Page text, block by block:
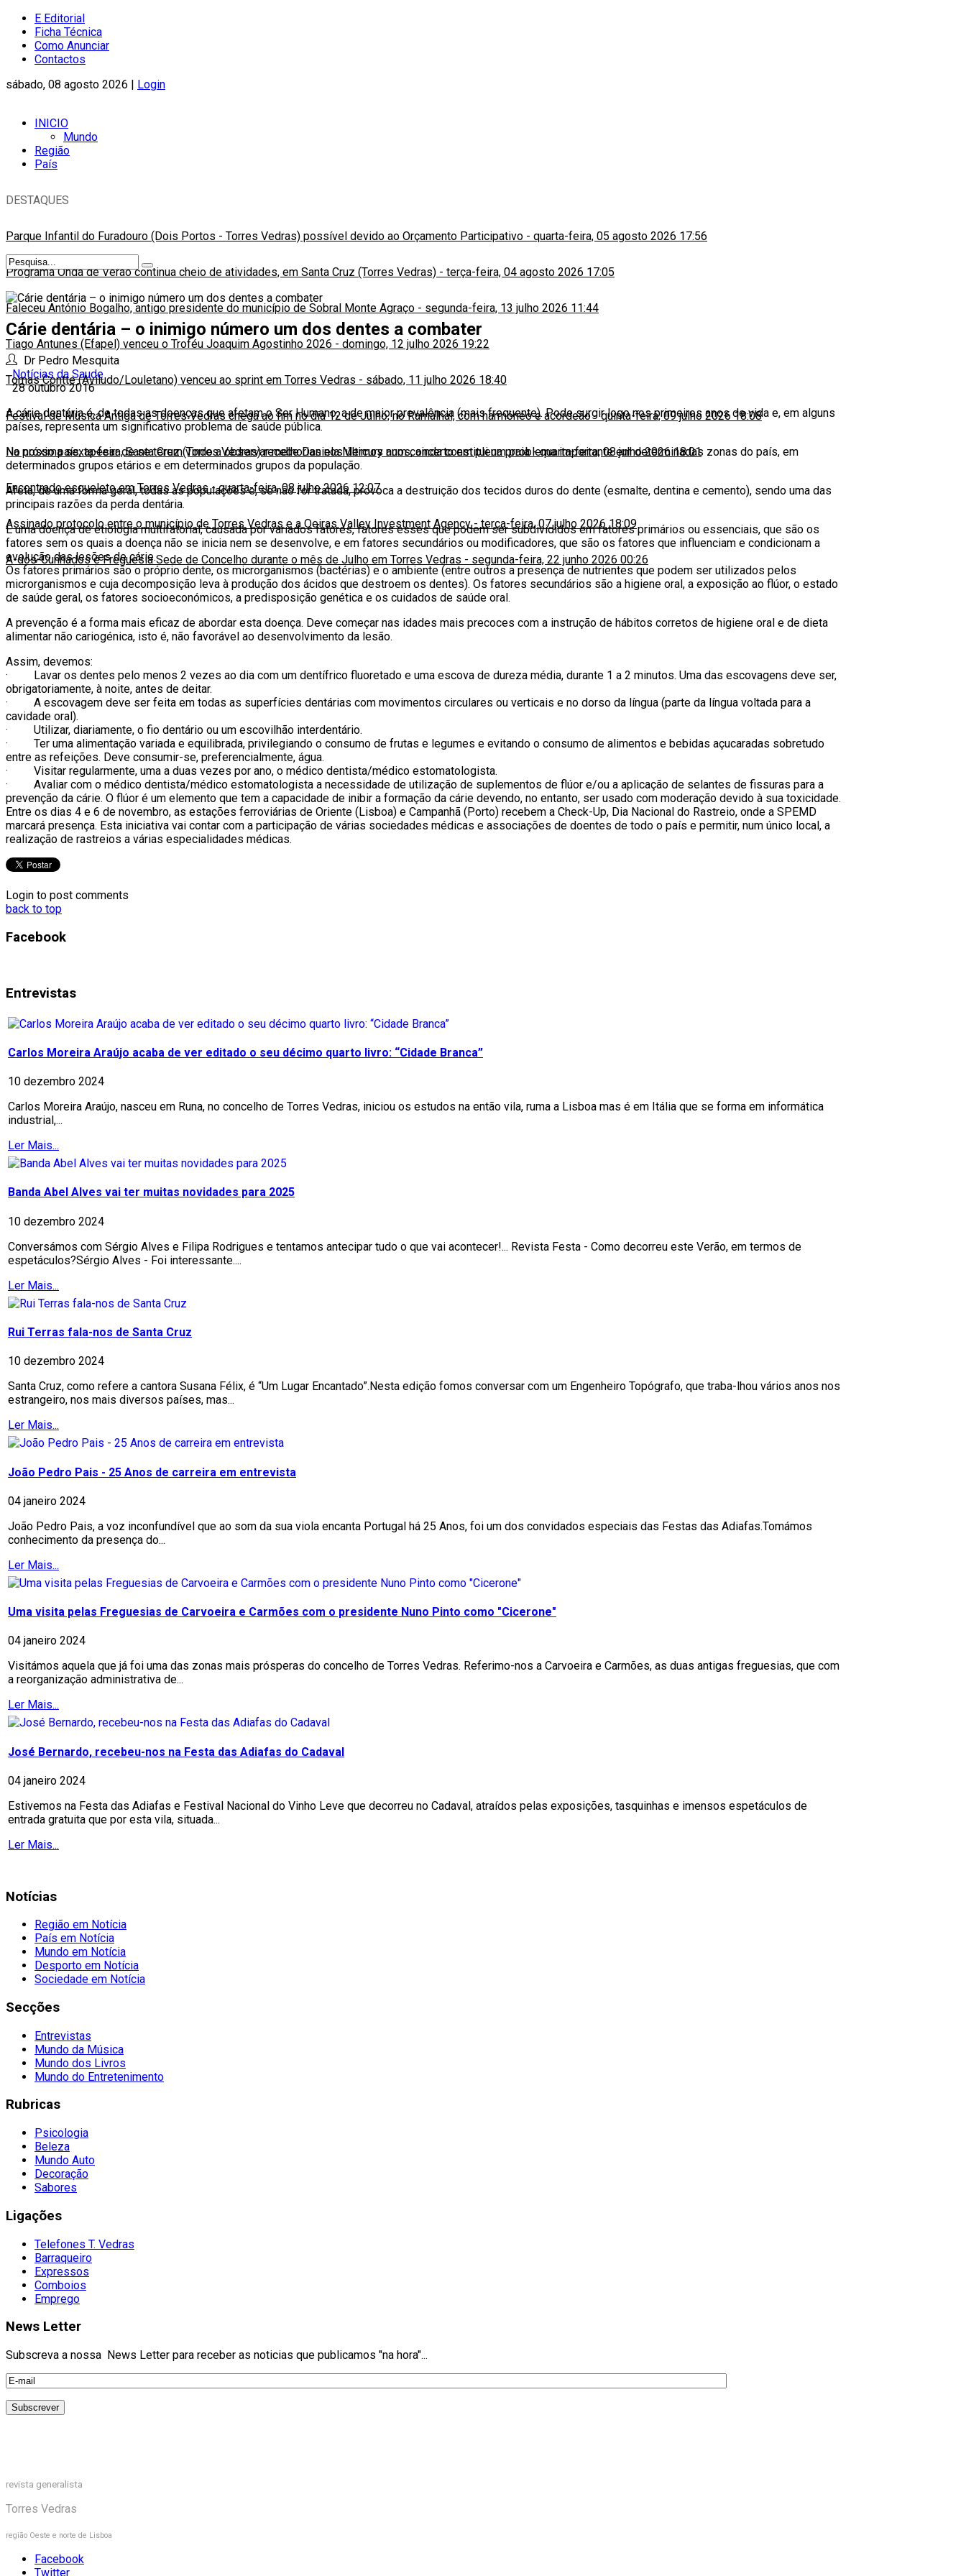
E Editorial
Ficha Técnica
Como Anunciar
Contactos
sábado, 08 agosto 2026 | Login
INICIO
Mundo
Região
País
DESTAQUES
Parque Infantil do Furadouro (Dois Portos - Torres Vedras) possível devido ao Orçamento Participativo - quarta-feira, 05 agosto 2026 17:56
Programa Onda de Verão continua cheio de atividades, em Santa Cruz (Torres Vedras) - terça-feira, 04 agosto 2026 17:05
Faleceu António Bogalho, antigo presidente do município de Sobral Monte Agraço - segunda-feira, 13 julho 2026 11:44
Tiago Antunes (Efapel) venceu o Troféu Joaquim Agostinho 2026 - domingo, 12 julho 2026 19:22
Tomas Contte (Aviludo/Louletano) venceu ao sprint em Torres Vedras - sábado, 11 julho 2026 18:40
Festival de Música Antiga de Torres Vedras chega ao fim no dia 12 de Julho, no Ramalhal, com harmóneo e acordeão-quinta-feira, 09 julho 2026 18:08
Na próxima sexta-feira, Santa Cruz (Torres Vedras) recebe Daniela Mercury num concerto em plena praia-quarta-feira, 08 julho 2026 18:01
Encontrado esqueleto em Torres Vedras-quarta-feira, 08 julho 2026 12:07
Assinado protocolo entre o município de Torres Vedras e a Oeiras Valley Investment Agency-terça-feira, 07 julho 2026 18:09
A-dos-Cunhados é Freguesia Sede de Concelho durante o mês de Julho em Torres Vedras - segunda-feira, 22 junho 2026 00:26
Cárie dentária – o inimigo número um dos dentes a combater
Dr Pedro Mesquita
Notícias da Saude
28 outubro 2016
A cárie dentária é, de todas as doenças que afetam o Ser Humano, a de maior prevalência (mais frequente). Pode surgir logo nos primeiros anos de vida e, em alguns
países, representa um significativo problema de saúde pública.
No nosso país, apesar de se terem vindo a observar melhorias nos últimos anos, ainda constitui um problema importante em determinadas zonas do país, em
determinados grupos etários e em determinados grupos da população.
Afeta, de uma forma geral, todas as populações e, se não for tratada, provoca a destruição dos tecidos duros do dente (esmalte, dentina e cemento), sendo uma das
principais razões da perda dentária.
É uma doença de etiologia multifatorial, causada por variados fatores, fatores esses que podem ser subdivididos em fatores primários ou essenciais, que são os
fatores sem os quais a doença não se inicia nem se desenvolve, e em fatores secundários ou modificadores, que são os fatores que influenciam e condicionam a
evolução das lesões de cárie.
Os fatores primários são o próprio dente, os microrganismos (bactérias) e o ambiente (entre outros a presença de nutrientes que podem ser utilizados pelos
microrganismos e cuja decomposição leva à produção dos ácidos que destroem os dentes). Os fatores secundários são a higiene oral, a exposição ao flúor, o estado
de saúde geral, os fatores socioeconómicos, a predisposição genética e os cuidados de saúde oral.
A prevenção é a forma mais eficaz de abordar esta doença. Deve começar nas idades mais precoces com a instrução de hábitos corretos de higiene oral e de dieta
alimentar não cariogénica, isto é, não favorável ao desenvolvimento da lesão.
Assim, devemos:
· Lavar os dentes pelo menos 2 vezes ao dia com um dentífrico fluoretado e uma escova de dureza média, durante 1 a 2 minutos. Uma das escovagens deve ser,
obrigatoriamente, à noite, antes de deitar.
· A escovagem deve ser feita em todas as superfícies dentárias com movimentos circulares ou verticais e no dorso da língua (parte da língua voltada para a
cavidade oral).
· Utilizar, diariamente, o fio dentário ou um escovilhão interdentário.
· Ter uma alimentação variada e equilibrada, privilegiando o consumo de frutas e legumes e evitando o consumo de alimentos e bebidas açucaradas sobretudo
entre as refeições. Deve consumir-se, preferencialmente, água.
· Visitar regularmente, uma a duas vezes por ano, o médico dentista/médico estomatologista.
· Avaliar com o médico dentista/médico estomatologista a necessidade de utilização de suplementos de flúor e/ou a aplicação de selantes de fissuras para a
prevenção da cárie. O flúor é um elemento que tem a capacidade de inibir a formação da cárie devendo, no entanto, ser usado com moderação devido à sua toxicidade.
Entre os dias 4 e 6 de novembro, as estações ferroviárias de Oriente (Lisboa) e Campanhã (Porto) recebem a Check-Up, Dia Nacional do Rastreio, onde a SPEMD
marcará presença. Esta iniciativa vai contar com a participação de várias sociedades médicas e associações de doentes de todo o país e permitir, num único local, a
realização de rastreios a várias especialidades médicas.
Login to post comments
back to top
Facebook
Entrevistas
Carlos Moreira Araújo acaba de ver editado o seu décimo quarto livro: “Cidade Branca”
10 dezembro 2024
Carlos Moreira Araújo, nasceu em Runa, no concelho de Torres Vedras, iniciou os estudos na então vila, ruma a Lisboa mas é em Itália que se forma em informática
industrial,...
Ler Mais...
Banda Abel Alves vai ter muitas novidades para 2025
10 dezembro 2024
Conversámos com Sérgio Alves e Filipa Rodrigues e tentamos antecipar tudo o que vai acontecer!... Revista Festa - Como decorreu este Verão, em termos de
espetáculos?Sérgio Alves - Foi interessante....
Ler Mais...
Rui Terras fala-nos de Santa Cruz
10 dezembro 2024
Santa Cruz, como refere a cantora Susana Félix, é “Um Lugar Encantado”.Nesta edição fomos conversar com um Engenheiro Topógrafo, que traba-lhou vários anos nos
estrangeiro, nos mais diversos países, mas...
Ler Mais...
João Pedro Pais - 25 Anos de carreira em entrevista
04 janeiro 2024
João Pedro Pais, a voz inconfundível que ao som da sua viola encanta Portugal há 25 Anos, foi um dos convidados especiais das Festas das Adiafas.Tomámos
conhecimento da presença do...
Ler Mais...
Uma visita pelas Freguesias de Carvoeira e Carmões com o presidente Nuno Pinto como "Cicerone"
04 janeiro 2024
Visitámos aquela que já foi uma das zonas mais prósperas do concelho de Torres Vedras. Referimo-nos a Carvoeira e Carmões, as duas antigas freguesias, que com
a reorganização administrativa de...
Ler Mais...
José Bernardo, recebeu-nos na Festa das Adiafas do Cadaval
04 janeiro 2024
Estivemos na Festa das Adiafas e Festival Nacional do Vinho Leve que decorreu no Cadaval, atraídos pelas exposições, tasquinhas e imensos espetáculos de
entrada gratuita que por esta vila, situada...
Ler Mais...
Notícias
Região em Notícia
País em Notícia
Mundo em Notícia
Desporto em Notícia
Sociedade em Notícia
Secções
Entrevistas
Mundo da Música
Mundo dos Livros
Mundo do Entretenimento
Rubricas
Psicologia
Beleza
Mundo Auto
Decoração
Sabores
Ligações
Telefones T. Vedras
Barraqueiro
Expressos
Comboios
Emprego
News Letter
Subscreva a nossa News Letter para receber as noticias que publicamos "na hora"...
revista generalista
Torres Vedras
região Oeste e norte de Lisboa
Facebook
Twitter